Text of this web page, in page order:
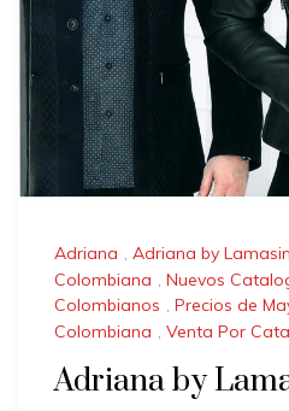
Adriana , Adriana by
Colombiana , Nuevos
Colombianos , Precios de
Colombiana , Venta Por
Adriana by